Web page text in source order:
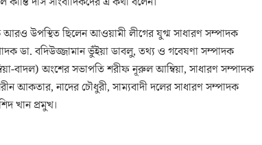
আরও উপস্থিত ছিলেন আওয়ামী লীগের যুগ্ম সাধারণ সম্পাদক
ডা. বদিউজ্জামান ভুঁইয়া ডাবলু, তথ্য ও গবেষণা সম্পাদক
বাদল) অংশের সভাপতি শরীফ নূরুল আম্বিয়া, সাধারণ সম্পাদক
আকতার, নাদের চৌধুরী, সাম্যবাদী দলের সাধারণ সম্পাদক
খান প্রমুখ।